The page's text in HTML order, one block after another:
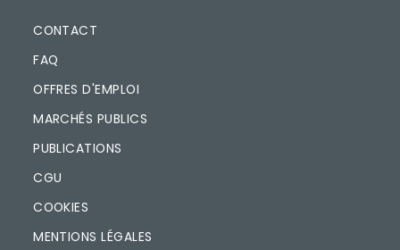
CONTACT
FAQ
OFFRES D'EMPLOI
MARCHÉS PUBLICS
PUBLICATIONS
CGU
COOKIES
MENTIONS LÉGALES